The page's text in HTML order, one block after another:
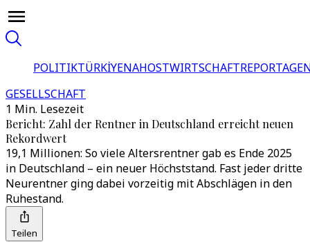
POLITIKTÜRKİYENAHOSTWIRTSCHAFT
GESELLSCHAFT
1 Min. Lesezeit
Bericht: Zahl der Rentner in Deutschland erreicht neuen
Rekordwert
19,1 Millionen: So viele Altersrentner gab es Ende 2025
in Deutschland – ein neuer Höchststand. Fast jeder dritte
Neurentner ging dabei vorzeitig mit Abschlägen in den
Ruhestand.
Teilen